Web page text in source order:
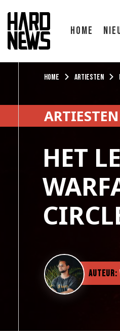
Home
Home Artiesten
ARTIESTEN
HET
Auteur: